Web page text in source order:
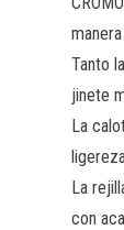
Tanto
jinete
La
La
con